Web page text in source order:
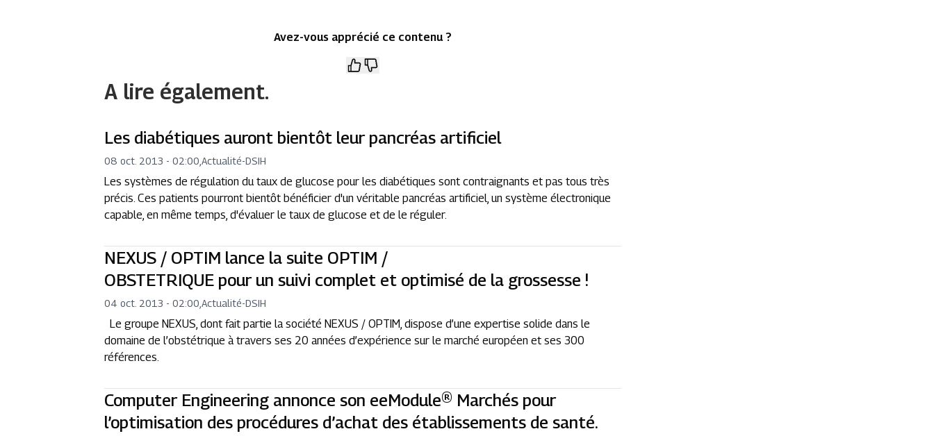
Avez-vous apprécié ce contenu ?
A lire également.
Les diabétiques auront bientôt leur pancréas artificiel
08 oct. 2013 - 02:00 ,Actualité-DSIH
Les systèmes de régulation du taux de glucose pour les diabétiques sont contraignants et pas tous très
précis. Ces patients pourront bientôt bénéficier d'un véritable pancréas artificiel, un système électronique
capable, en même temps, d'évaluer le taux de glucose et de le réguler.
NEXUS / OPTIM lance la suite OPTIM /
OBSTETRIQUE pour un suivi complet et optimisé de la grossesse !
04 oct. 2013 - 02:00 ,Actualité-DSIH
Le groupe NEXUS, dont fait partie la société NEXUS / OPTIM, dispose d’une expertise solide dans le
domaine de l’obstétrique à travers ses 20 années d’expérience sur le marché européen et ses 300
références.
Computer Engineering annonce son eeModule® Marchés pour
l’optimisation des procédures d’achat des établissements de santé.